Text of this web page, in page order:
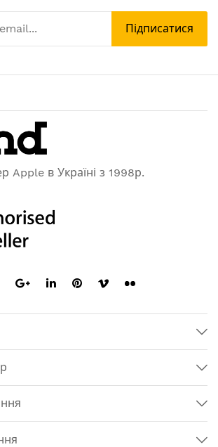
Підписатися
Apple в Україні з 1998р.